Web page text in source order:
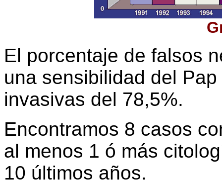
El porcentaje de falsos
una sensibilidad del
invasivas del 78,5%.
Encontramos 8 casos
al menos 1 ó más
10 últimos años.